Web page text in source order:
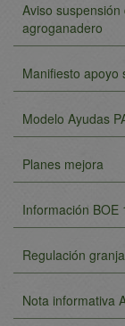
Aviso
agroganadero
Manifiesto apoyo
Modelo Ayudas
Planes mejora
Información BOE
Regulación
Nota informativa